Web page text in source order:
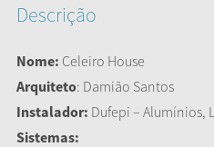
Descrição
Nome: Celeiro House
Arquiteto: Damião Santos
Instalador: Dufepi – Alumínios,
Sistemas: